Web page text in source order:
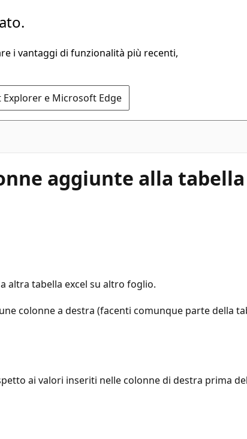
i vantaggi di funzionalità più recenti,
e Microsoft Edge
aggiunte alla
altra tabella excel su altro foglio.
colonne a destra (facenti comunque parte della
ai valori inseriti nelle colonne di destra prima